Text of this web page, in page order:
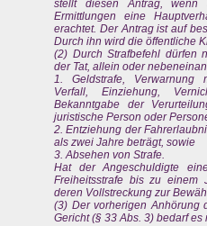
stellt diesen Antrag,
Ermittlungen eine
erachtet. Der Antrag ist auf
Durch ihn wird die öffentliche
(2) Durch Strafbefehl dürfen
der Tat, allein oder
1. Geldstrafe, Verwarnung
Verfall, Einziehung,
Bekanntgabe der
juristische Person oder
2. Entziehung der
als zwei Jahre beträgt, sowie
3. Absehen von Strafe.
Hat der Angeschuldigte
Freiheitsstrafe bis zu einem
deren Vollstreckung zur
(3) Der vorherigen Anhörung
Gericht (§ 33 Abs. 3) bedarf es